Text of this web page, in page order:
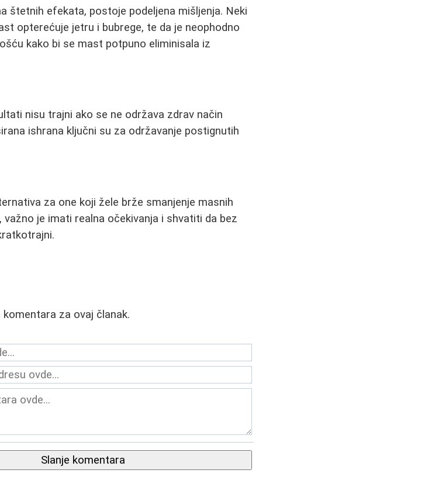
štetnih efekata, postoje podeljena mišljenja. Neki
opterećuje jetru i bubrege, te da je neophodno
kako bi se mast potpuno eliminisala iz
nisu trajni ako se ne održava zdrav način
ishrana ključni su za održavanje postignutih
za one koji žele brže smanjenje masnih
je imati realna očekivanja i shvatiti da bez
za ovaj članak.
Slanje komentara